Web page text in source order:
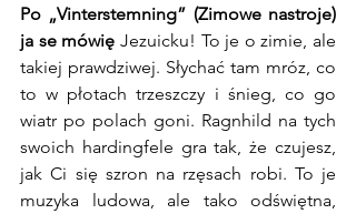
Po „Vinterstemning” (Zimowe nastroje)
ja se mówię Jezuicku! To je o zimie, ale
takiej prawdziwej. Słychać tam mróz, co
to w płotach trzeszczy i śnieg, co go
wiatr po polach goni. Ragnhild na tych
swoich hardingfele gra tak, że czujesz,
jak Ci się szron na rzęsach robi. To je
muzyka ludowa, ale tako odświętna,